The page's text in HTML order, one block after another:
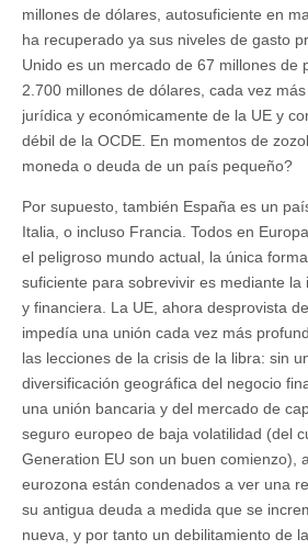
millones de dólares, autosuficiente en
ha recuperado ya sus niveles de gasto
Unido es un mercado de 67 millones de
2.700 millones de dólares, cada vez más
jurídica y económicamente de la UE y
débil de la OCDE. En momentos de
moneda o deuda de un país pequeño?
Por supuesto, también España es un
Italia, o incluso Francia. Todos en
el peligroso mundo actual, la única
suficiente para sobrevivir es mediante la
y financiera. La UE, ahora desprovista
impedía una unión cada vez más
las lecciones de la crisis de la libra: sin
diversificación geográfica del negocio
una unión bancaria y del mercado de
seguro europeo de baja volatilidad (del
Generation EU son un buen comienzo),
eurozona están condenados a ver una
su antigua deuda a medida que se
nueva, y por tanto un debilitamiento de